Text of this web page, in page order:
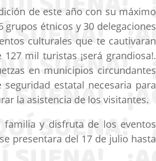
de este año con su máximo
étnicos y 30 delegaciones
culturales que te cautivaran
mil turistas ¡será grandiosa!.
en municipios circundantes
estatal necesaria para
la asistencia de los visitantes.
y disfruta de los eventos
presentara del 17 de julio hasta